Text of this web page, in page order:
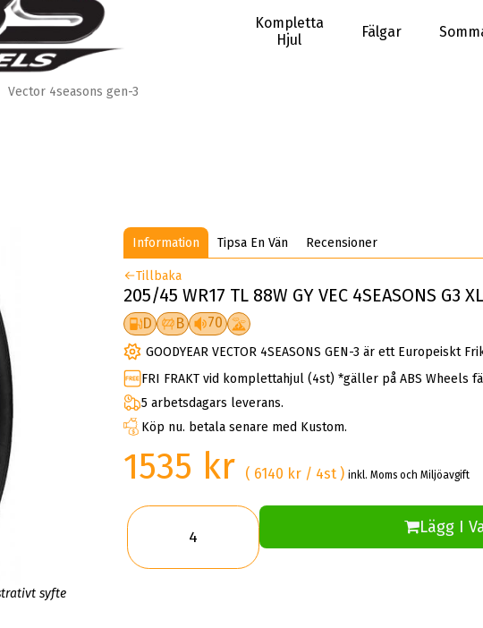
Kompletta
Hjul
Fälgar
Vector 4seasons gen-3
syfte
Information Tipsa En Vän Recensioner
Tillbaka
205/45 WR17 TL 88W GY VEC 4SEASONS G3
D B 70
GOODYEAR VECTOR 4SEASONS GEN-3 är ett Europeiskt
FRI FRAKT vid komplettahjul (4st) *gäller på ABS Wheels
5 arbetsdagars leverans.
Köp nu. betala senare med Kustom.
1535 kr ( 6140 kr / 4st )inkl. Moms och Miljöavgift
Lägg I